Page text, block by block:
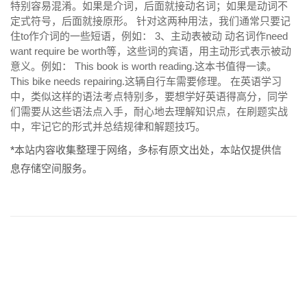
特别容易混淆。如果是介词，后面就接动名词；如果是动词不
定式符号，后面就接原形。
针对这两种用法，我们通常只要记
住to作介词的一些短语，例如：
3、主动表被动 动名词作need
want require be worth等，这些词的宾语，用主动形式表示被动
意义。例如：
This book is worth reading.这本书值得一读。
This bike needs repairing.这辆自行车需要修理。
在英语学习
中，类似这样的语法考点特别多，要想学好英语得高分，同学
们需要从这些语法点入手，耐心地去理解知识点，在刷题实战
中，牢记它的形式并总结规律和解题技巧。
*本站内容收集整理于网络，多标有原文出处，本站仅提供信
息存储空间服务。